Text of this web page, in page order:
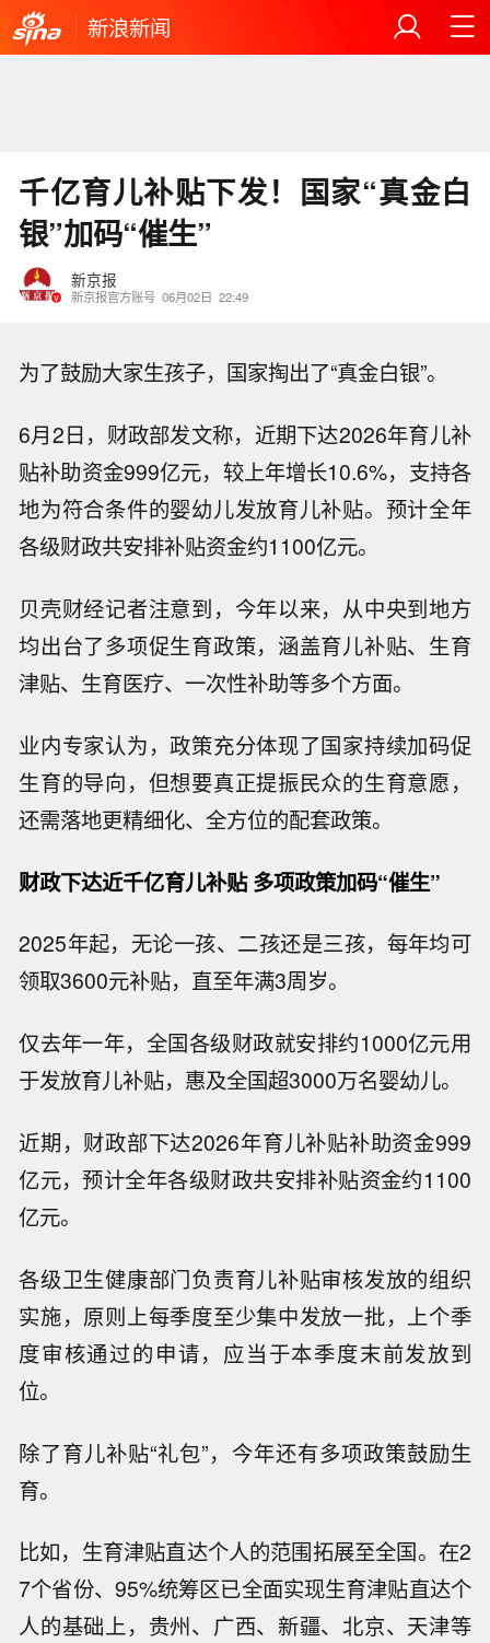
新浪新闻
千亿育儿补贴下发！国家“真金白
银”加码“催生”
新京报
新京报官方账号 06月02日 22:49
为了鼓励大家生孩子，国家掏出了“真金白银”。
6月2日，财政部发文称，近期下达2026年育儿补
贴补助资金999亿元，较上年增长10.6%，支持各
地为符合条件的婴幼儿发放育儿补贴。预计全年
各级财政共安排补贴资金约1100亿元。
贝壳财经记者注意到，今年以来，从中央到地方
均出台了多项促生育政策，涵盖育儿补贴、生育
津贴、生育医疗、一次性补助等多个方面。
业内专家认为，政策充分体现了国家持续加码促
生育的导向，但想要真正提振民众的生育意愿，
还需落地更精细化、全方位的配套政策。
财政下达近千亿育儿补贴 多项政策加码“催生”
2025年起，无论一孩、二孩还是三孩，每年均可
领取3600元补贴，直至年满3周岁。
仅去年一年，全国各级财政就安排约1000亿元用
于发放育儿补贴，惠及全国超3000万名婴幼儿。
近期，财政部下达2026年育儿补贴补助资金999
亿元，预计全年各级财政共安排补贴资金约1100
亿元。
各级卫生健康部门负责育儿补贴审核发放的组织
实施，原则上每季度至少集中发放一批，上个季
度审核通过的申请，应当于本季度末前发放到
位。
除了育儿补贴“礼包”，今年还有多项政策鼓励生
育。
比如，生育津贴直达个人的范围拓展至全国。在2
7个省份、95%统筹区已全面实现生育津贴直达个
人的基础上，贵州、广西、新疆、北京、天津等